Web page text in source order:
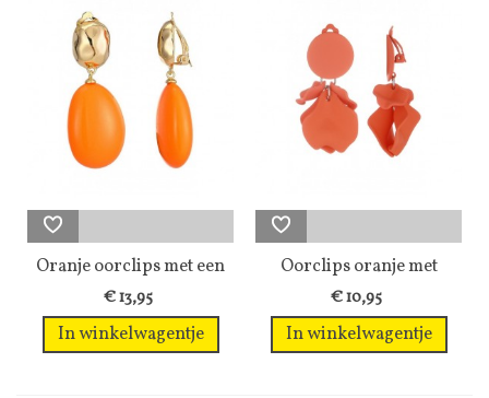
Oranje oorclips met een
gehamerd...
€ 13,95
In winkelwagentje
Oorclips oranje met
mooie...
€ 10,95
In winkelwagentje